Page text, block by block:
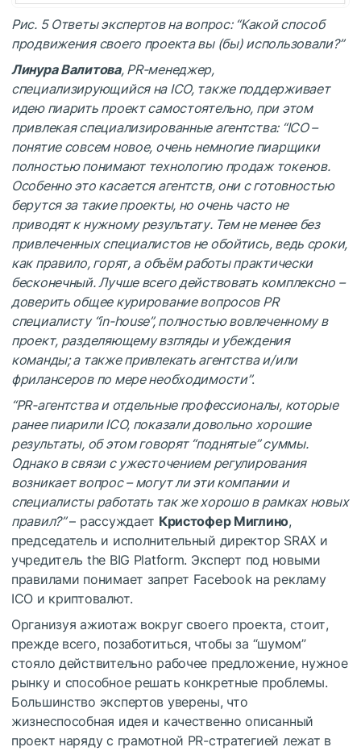
Рис. 5 Ответы экспертов на вопрос: “Какой способ
продвижения своего проекта вы (бы) использовали?”
Линура Валитова, PR-менеджер,
специализирующийся на ICO, также поддерживает
идею пиарить проект самостоятельно, при этом
привлекая специализированные агентства: “ICO –
понятие совсем новое, очень немногие пиарщики
полностью понимают технологию продаж токенов.
Особенно это касается агентств, они с готовностью
берутся за такие проекты, но очень часто не
приводят к нужному результату. Тем не менее без
привлеченных специалистов не обойтись, ведь сроки,
как правило, горят, а объём работы практически
бесконечный. Лучше всего действовать комплексно –
доверить общее курирование вопросов PR
специалисту “in-house”, полностью вовлеченному в
проект, разделяющему взгляды и убеждения
команды; а также привлекать агентства и/или
фрилансеров по мере необходимости”.
“PR-агентства и отдельные профессионалы, которые
ранее пиарили ICO, показали довольно хорошие
результаты, об этом говорят “поднятые” суммы.
Однако в связи с ужесточением регулирования
возникает вопрос – могут ли эти компании и
специалисты работать так же хорошо в рамках новых
правил?”– рассуждает Кристофер Миглино,
председатель и исполнительный директор SRAX и
учредитель the BIG Platform. Эксперт под новыми
правилами понимает запрет Facebook на рекламу
ICO и криптовалют.
Организуя ажиотаж вокруг своего проекта, стоит,
прежде всего, позаботиться, чтобы за “шумом”
стояло действительно рабочее предложение, нужное
рынку и способное решать конкретные проблемы.
Большинство экспертов уверены, что
жизнеспособная идея и качественно описанный
проект наряду с грамотной PR-стратегией лежат в